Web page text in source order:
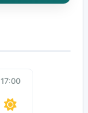
17:00